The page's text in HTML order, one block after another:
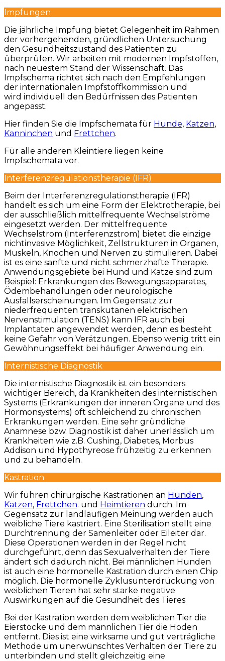
Impfungen
Die jährliche Impfung bietet Gelegenheit im Rahmen
der vorhergehenden, gründlichen Untersuchung
den Gesundheitszustand des Patienten zu
überprüfen. Wir arbeiten mit modernen Impfstoffen,
nach neuestem Stand der Wissenschaft. Das
Impfschema richtet sich nach den Empfehlungen
der internationalen Impfstoffkommission und
wird individuell den Bedürfnissen des Patienten
angepasst.
Hier finden Sie die Impfschemata für Hunde, Katzen,
Kanninchen und Frettchen.
Für alle anderen Kleintiere liegen keine
Impfschemata vor.
Interferenzregulationstherapie (IFR)
Beim der Interferenzregulationstherapie (IFR)
handelt es sich um eine Form der Elektrotherapie, bei
der ausschließlich mittelfrequente Wechselströme
eingesetzt werden. Der mittelfrequente
Wechselstrom (Interferenzstrom) bietet die einzige
nichtinvasive Möglichkeit, Zellstrukturen in Organen,
Muskeln, Knochen und Nerven zu stimulieren. Dabei
ist es eine sanfte und nicht schmerzhafte Therapie.
Anwendungsgebiete bei Hund und Katze sind zum
Beispiel: Erkrankungen des Bewegungsapparates,
Ödembehandlungen oder neurologische
Ausfallserscheinungen. Im Gegensatz zur
niederfrequenten transkutanen elektrischen
Nervenstimulation (TENS) kann IFR auch bei
Implantaten angewendet werden, denn es besteht
keine Gefahr von Verätzungen. Ebenso wenig tritt ein
Gewöhnungseffekt bei häufiger Anwendung ein.
Internistische Diagnostik
Die internistische Diagnostik ist ein besonders
wichtiger Bereich, da Krankheiten des internistischen
Systems (Erkrankungen der inneren Organe und des
Hormonsystems) oft schleichend zu chronischen
Erkrankungen werden. Eine sehr gründliche
Anamnese bzw. Diagnostik ist daher unerlässlich um
Krankheiten wie z.B. Cushing, Diabetes, Morbus
Addison und Hypothyreose frühzeitig zu erkennen
und zu behandeln.
Kastration
Wir führen chirurgische Kastrationen an Hunden,
Katzen, Frettchen. und Heimtieren durch. Im
Gegensatz zur landläufigen Meinung werden auch
weibliche Tiere kastriert. Eine Sterilisation stellt eine
Durchtrennung der Samenleiter oder Eileiter dar.
Diese Operationen werden in der Regel nicht
durchgeführt, denn das Sexualverhalten der Tiere
ändert sich dadurch nicht. Bei männlichen Hunden
ist auch eine hormonelle Kastration durch einen Chip
möglich. Die hormonelle Zyklusunterdrückung von
weiblichen Tieren hat sehr starke negative
Auswirkungen auf die Gesundheit des Tieres
Bei der Kastration werden dem weiblichen Tier die
Eierstöcke und dem männlichen Tier die Hoden
entfernt. Dies ist eine wirksame und gut verträgliche
Methode um unerwünschtes Verhalten der Tiere zu
unterbinden und stellt gleichzeitig eine